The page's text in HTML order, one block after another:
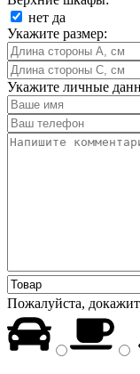
нет да
Укажите размер:
Укажите личные
Пожалуйста,